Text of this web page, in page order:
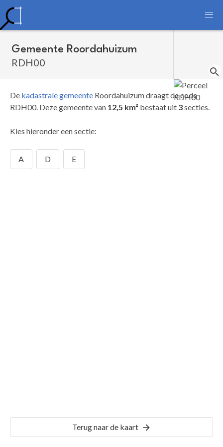
Gemeente Roordahuizum
RDH00
De kadastrale gemeente Roordahuizum draagt de code
RDH00. Deze gemeente van 12,5 km² bestaat uit 3secties.
Kies hieronder een sectie:
A D E
Terug naar de kaart
RDH00